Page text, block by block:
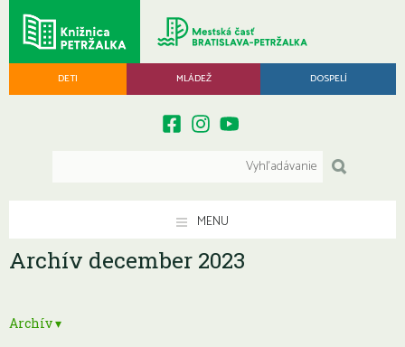
DETI MLÁDEŽ DOSPELÍ
MENU
Archív december 2023
Archív ▾